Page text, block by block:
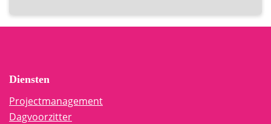
Diensten
Projectmanagement
Dagvoorzitter